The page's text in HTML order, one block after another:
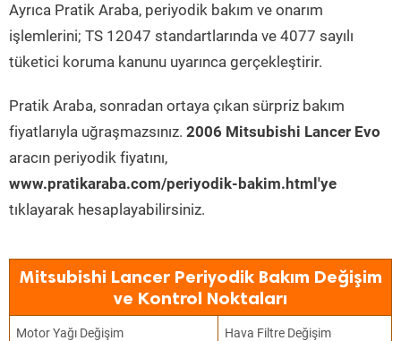
Ayrıca Pratik Araba, periyodik bakım ve onarım
işlemlerini; TS 12047 standartlarında ve 4077 sayılı
tüketici koruma kanunu uyarınca gerçekleştirir.
Pratik Araba, sonradan ortaya çıkan sürpriz bakım
fiyatlarıyla uğraşmazsınız. 2006 Mitsubishi Lancer Evo
aracın periyodik fiyatını,
www.pratikaraba.com/periyodik-bakim.html'ye
tıklayarak hesaplayabilirsiniz.
Mitsubishi Lancer Periyodik Bakım Değişim
ve Kontrol Noktaları
Motor Yağı Değişim Hava Filtre Değişim